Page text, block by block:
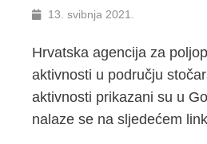
13. svibnja 2021.
Hrvatska agencija za
aktivnosti u području
aktivnosti prikazani su u
nalaze se na sljedećem